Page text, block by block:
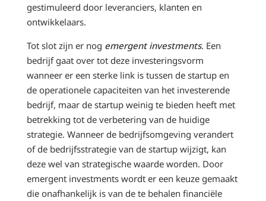
gestimuleerd door leveranciers, klanten en
ontwikkelaars.
Tot slot zijn er nog emergent investments. Een
bedrijf gaat over tot deze investeringsvorm
wanneer er een sterke link is tussen de startup en
de operationele capaciteiten van het investerende
bedrijf, maar de startup weinig te bieden heeft met
betrekking tot de verbetering van de huidige
strategie. Wanneer de bedrijfsomgeving verandert
of de bedrijfsstrategie van de startup wijzigt, kan
deze wel van strategische waarde worden. Door
emergent investments wordt er een keuze gemaakt
die onafhankelijk is van de te behalen financiële